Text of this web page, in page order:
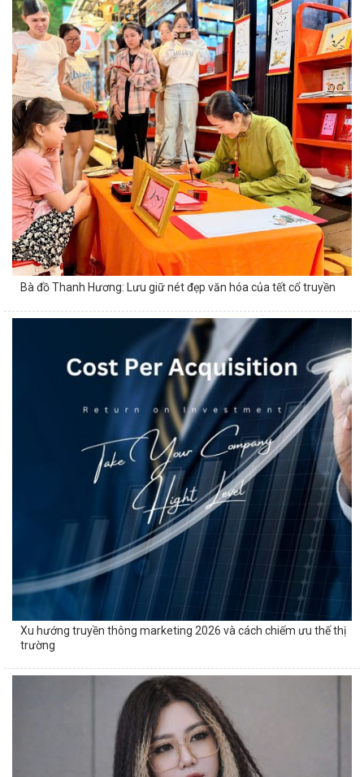
Bà đồ Thanh Hương: Lưu giữ nét đẹp văn hóa của tết cổ truyền
Xu hướng truyền thông marketing 2026 và cách chiếm ưu thế thị
trường